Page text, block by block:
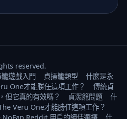
reserved.
籠遊戲入門 貞操籠類型
什麼是永
One才能勝任這項工作？
傳統貞
但它真的有效嗎？
貞潔籠問題
什
Veru One才能勝任這項工作？